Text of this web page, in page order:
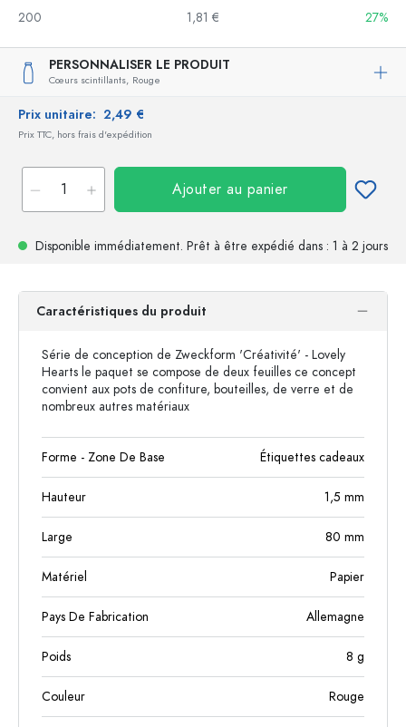
200
1,81 € 27%
PERSONNALISER LE PRODUIT
Cœurs scintillants, Rouge
Prix unitaire: 2,49 €
Prix TTC, hors frais d'expédition
Ajouter au panier
Disponible immédiatement. Prêt à être expédié dans : 1 à 2 jours
Caractéristiques du produit
Série de conception de Zweckform 'Créativité' - Lovely
Hearts le paquet se compose de deux feuilles ce concept
convient aux pots de confiture, bouteilles, de verre et de
nombreux autres matériaux
Forme - Zone De Base Étiquettes cadeaux
Hauteur 1,5 mm
Large 80 mm
Matériel Papier
Pays De Fabrication Allemagne
Poids 8 g
Couleur Rouge